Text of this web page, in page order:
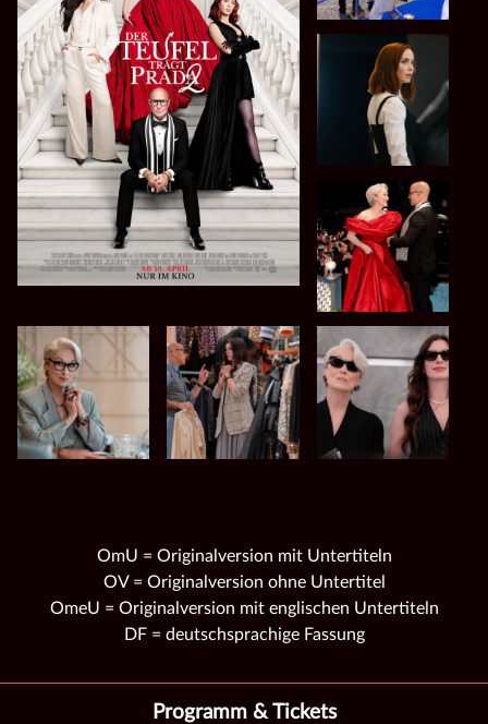
OmU = Originalversion mit Untertiteln
OV = Originalversion ohne Untertitel
OmeU = Originalversion mit englischen Untertiteln
DF = deutschsprachige Fassung
Programm & Tickets